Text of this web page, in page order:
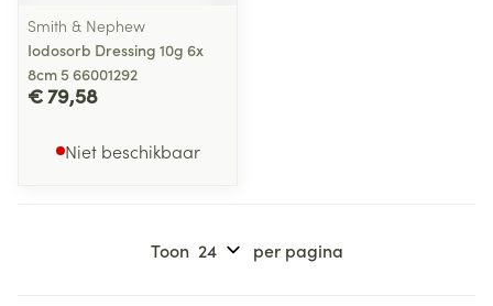
Smith & Nephew
Iodosorb Dressing 10g 6x
8cm 5 66001292
€ 79,58
Niet beschikbaar
Toon per pagina